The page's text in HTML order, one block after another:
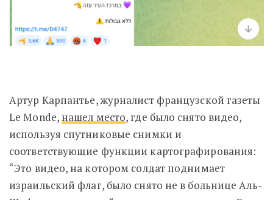
Артур Карпантье, журналист французской газеты
Le Monde, нашел место, где было снято видео,
используя спутниковые снимки и
соответствующие функции картографирования:
“Это видео, на котором солдат поднимает
израильский флаг, было снято не в больнице Аль-